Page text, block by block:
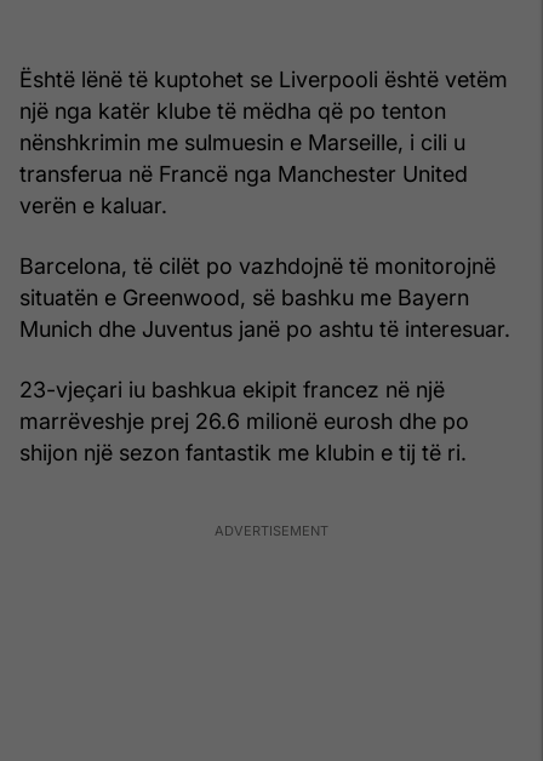
Është lënë të kuptohet se Liverpooli është vetëm
një nga katër klube të mëdha që po tenton
nënshkrimin me sulmuesin e Marseille, i cili u
transferua në Francë nga Manchester United
verën e kaluar.
Barcelona, të cilët po vazhdojnë të monitorojnë
situatën e Greenwood, së bashku me Bayern
Munich dhe Juventus janë po ashtu të interesuar.
23-vjeçari iu bashkua ekipit francez në një
marrëveshje prej 26.6 milionë eurosh dhe po
shijon një sezon fantastik me klubin e tij të ri.